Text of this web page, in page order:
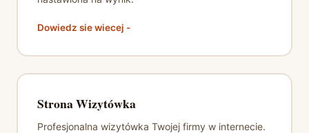
Dowiedz sie wiecej -
Strona Wizytówka
Profesjonalna wizytówka Twojej firmy w internecie.